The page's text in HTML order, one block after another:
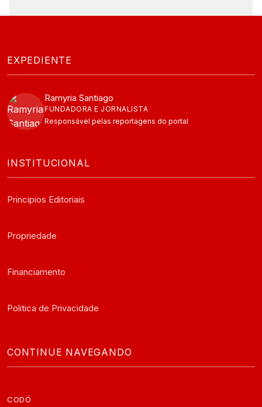
EXPEDIENTE
Ramyria Santiago
FUNDADORA E JORNALISTA
Responsável pelas reportagens do portal
INSTITUCIONAL
Principios Editoriais
Propriedade
Financiamento
Politica de Privacidade
CONTINUE NAVEGANDO
CODÓ